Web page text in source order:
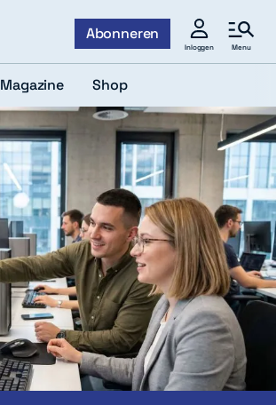
Abonneren
Inloggen Menu
Magazine Shop